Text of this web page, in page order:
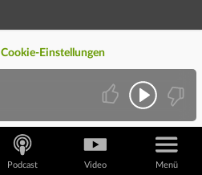
Cookie-Einstellungen
Podcast Video Menü